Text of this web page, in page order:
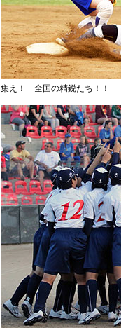
集え！ 全国の精鋭たち！！